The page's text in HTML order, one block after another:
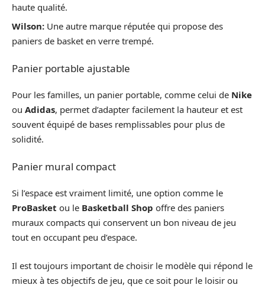
haute qualité.
Wilson: Une autre marque réputée qui propose des
paniers de basket en verre trempé.
Panier portable ajustable
Pour les familles, un panier portable, comme celui de Nike
ou Adidas, permet d’adapter facilement la hauteur et est
souvent équipé de bases remplissables pour plus de
solidité.
Panier mural compact
Si l’espace est vraiment limité, une option comme le
ProBasket ou le Basketball Shop offre des paniers
muraux compacts qui conservent un bon niveau de jeu
tout en occupant peu d’espace.
Il est toujours important de choisir le modèle qui répond le
mieux à tes objectifs de jeu, que ce soit pour le loisir ou